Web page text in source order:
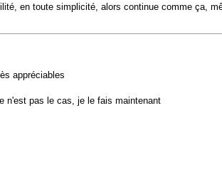
en toute simplicité, alors continue comme ça,
appréciables
n'est pas le cas, je le fais maintenant